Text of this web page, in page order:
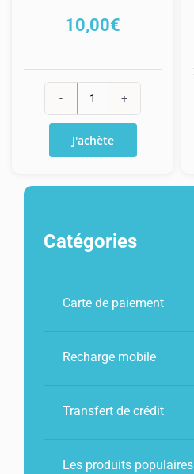
10,00€
Recharge
J'achète
Catégories
Carte de paiement
Recharge mobile
Transfert de crédit
Les produits populaires